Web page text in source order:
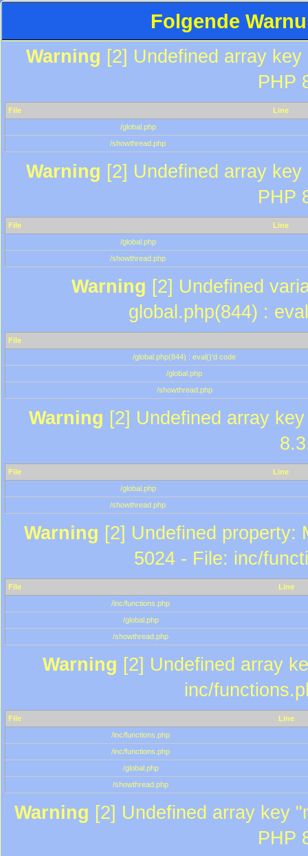
Folgende
Warning [2] Undefined array
PHP
File
Line
/global.php
/showthread.php
Warning [2] Undefined array
PHP
File
Line
/global.php
/showthread.php
Warning [2] Undefined
global.php(844) :
File
/global.php(844) : eval()'d code
/global.php
/showthread.php
Warning [2] Undefined array
File
Line
/global.php
/showthread.php
Warning [2] Undefined property:
5024 - File: inc/
File
Line
/inc/functions.php
/global.php
/showthread.php
Warning [2] Undefined array
inc/
File
Line
/inc/functions.php
/inc/functions.php
/global.php
/showthread.php
Warning [2] Undefined array key
PHP